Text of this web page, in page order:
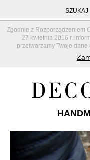
Zgodnie z Rozporządzeniem
27 kwietnia 2016 r.
przetwarzamy Twoje dane
SZUKAJ